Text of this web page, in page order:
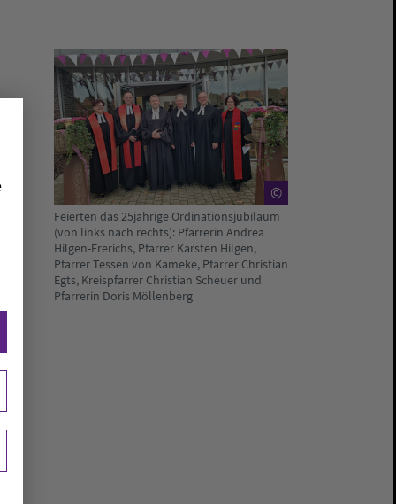
©
Feierten das 25jährige Ordinationsjubiläum
(von links nach rechts): Pfarrerin Andrea
Hilgen-Frerichs, Pfarrer Karsten Hilgen,
Pfarrer Tessen von Kameke, Pfarrer Christian
Egts, Kreispfarrer Christian Scheuer und
Pfarrerin Doris Möllenberg